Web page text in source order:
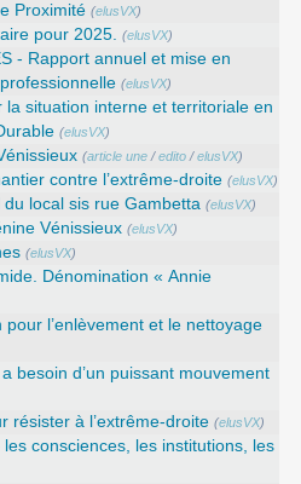
Proximité (elusVX)
pour 2025. (elusVX)
- Rapport annuel et mise en
(elusVX)
situation interne et territoriale en
(elusVX)
(article une /edito /elusVX)
contre l’extrême-droite (elusVX)
local sis rue Gambetta (elusVX)
Vénissieux (elusVX)
(elusVX)
Dénomination « Annie
pour l’enlèvement et le nettoyage
besoin d’un puissant mouvement
résister à l’extrême-droite (elusVX)
consciences, les institutions, les